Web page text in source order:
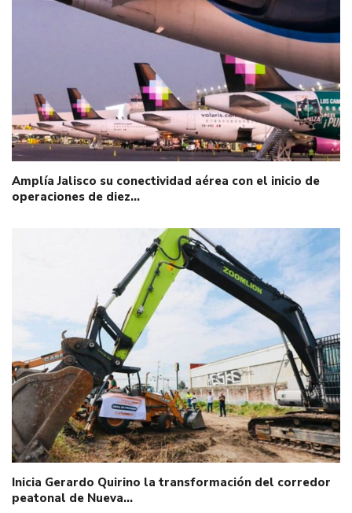
Amplía Jalisco su conectividad aérea con el inicio de
operaciones de diez…
Inicia Gerardo Quirino la transformación del corredor
peatonal de Nueva…